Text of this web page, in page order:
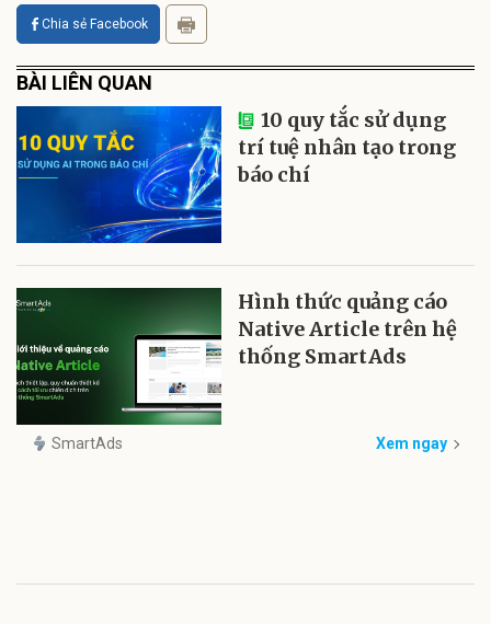
Chia sẻ Facebook
BÀI LIÊN QUAN
10 quy tắc sử dụng
trí tuệ nhân tạo trong
báo chí
Hình thức quảng cáo
Native Article trên hệ
thống SmartAds
SmartAds Xem ngay